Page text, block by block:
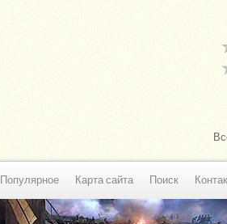
Популярное Карта сайта Поиск